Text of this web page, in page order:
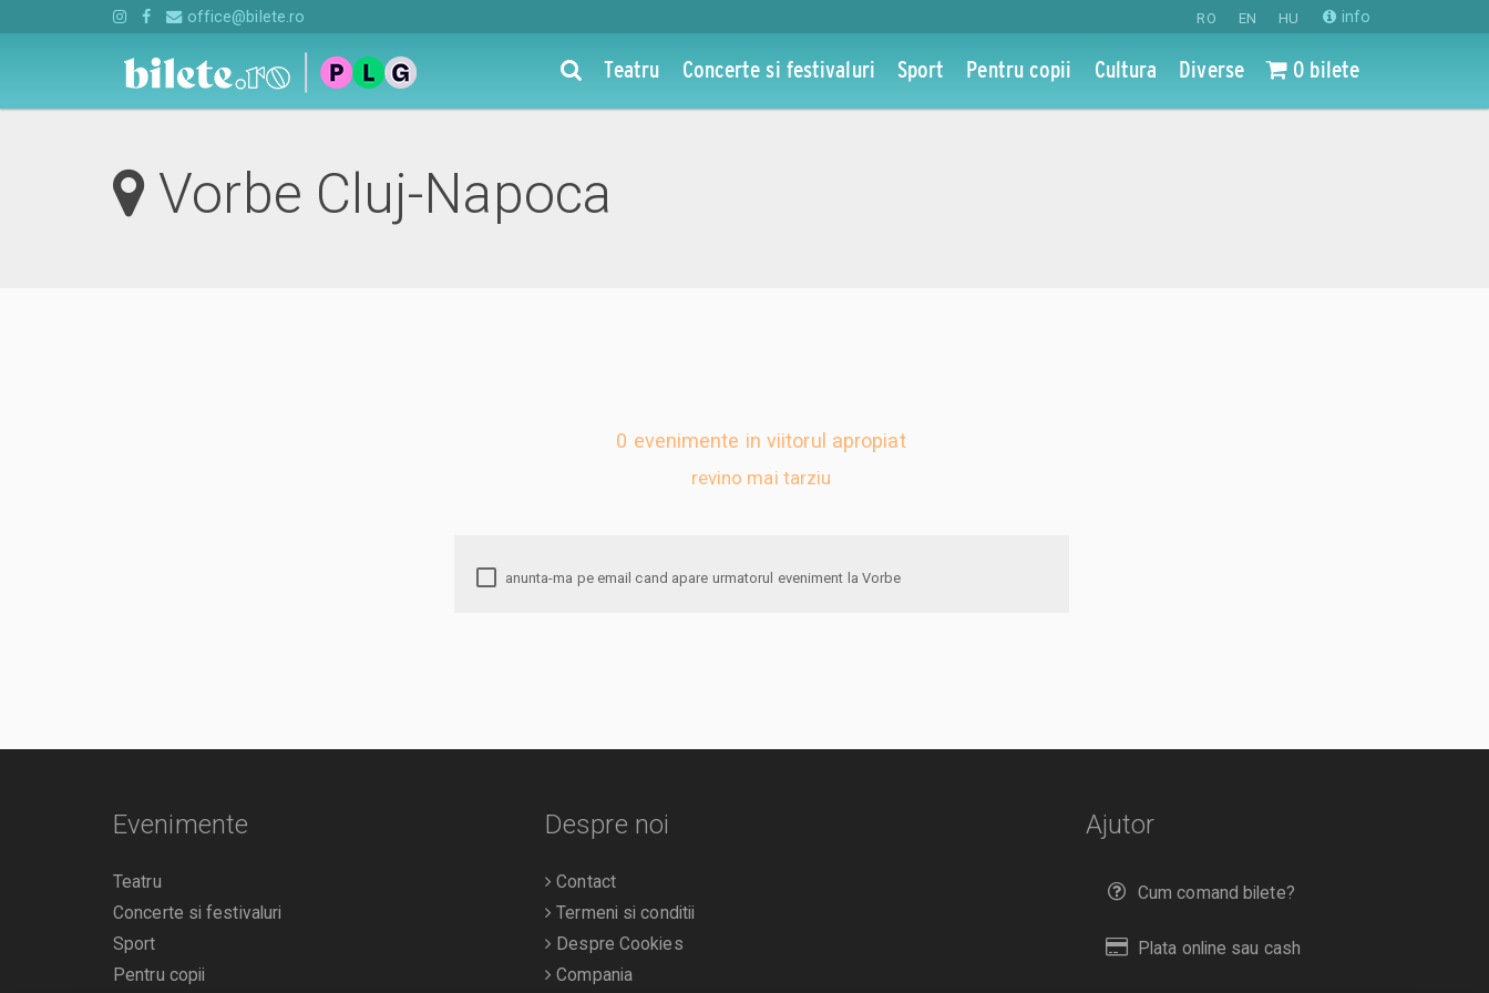
RO EN HU info
office@bilete.ro
Teatru Concerte si festivaluri Sport Pentru copii Cultura Diverse 0 bilete
Vorbe Cluj-Napoca
0 evenimente in viitorul apropiat
revino mai tarziu
anunta-ma pe email cand apare urmatorul eveniment la Vorbe
Ajutor
Cum comand bilete?
Plata online sau cash
Evenimente
Teatru
Concerte si festivaluri
Sport
Pentru copii
Despre noi
Contact
Termeni si conditii
Despre Cookies
Compania